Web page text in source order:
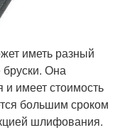
иметь разный
Она
и имеет стоимость
большим сроком
шлифования.